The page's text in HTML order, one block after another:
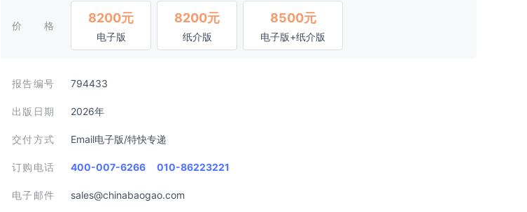
价格
8200元
电子版
8200元
纸介版
8500元
电子版+纸介版
报告编号 794433
出版日期 2026年
交付方式 Email电子版/特快专递
订购电话 400-007-6266 010-86223221
电子邮件 sales@chinabaogao.com